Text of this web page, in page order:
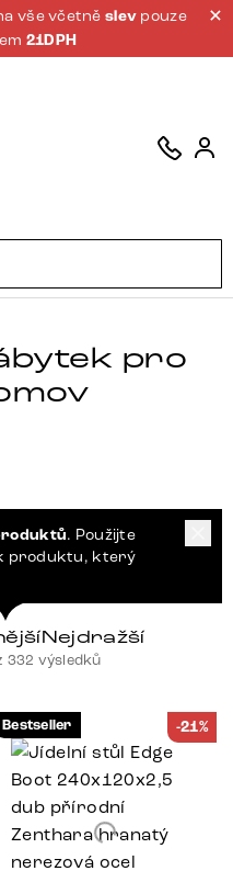
vše včetněslev pouze
21DPH
pro
. Použijte
produktu, který
Nejdražší
332 výsledků
Bestseller -21%